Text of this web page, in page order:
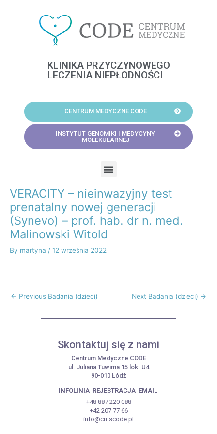
KLINIKA PRZYCZYNOWEGO
LECZENIA NIEPŁODNOŚCI
CENTRUM MEDYCZNE CODE
INSTYTUT GENOMIKI I MEDYCYNY
MOLEKULARNEJ
VERACITY – nieinwazyjny test
prenatalny nowej generacji
(Synevo) – prof. hab. dr n. med.
Malinowski Witold
By martyna / 12 września 2022
Post
← Previous Badania (dzieci) Next Badania (dzieci) →
Skontaktuj się z nami
Centrum Medyczne CODE
ul. Juliana Tuwima 15 lok. U4
90-010 Łódź
INFOLINIA REJESTRACJA EMAIL
+48 887 220 088
+42 207 77 66
info@cmscode.pl